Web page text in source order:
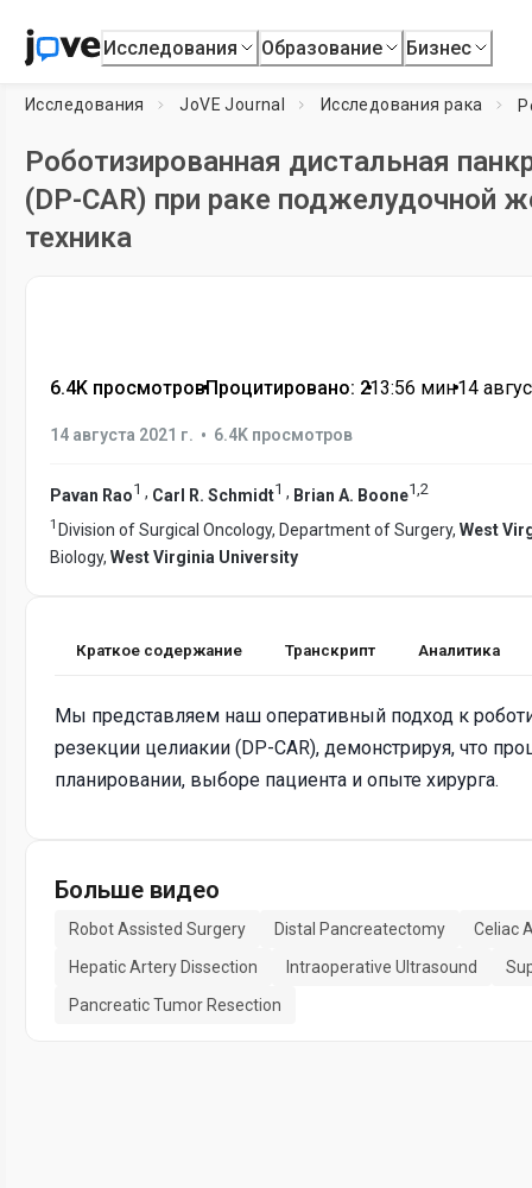
Исследования Образование Бизнес
Исследования JoVE Journal Исследования рака
Роботизированная дистальная
(DP-CAR) при раке поджелудочной
техника
6.4K просмотров•Процитировано: 2•13:56 мин•14
14 августа 2021 г. • 6.4K просмотров
Pavan Rao1 , Carl R. Schmidt1 , Brian A. Boone1,2
1 Division of Surgical Oncology, Department of Surgery, West
Biology, West Virginia University
Краткое содержание Транскрипт Аналитика
Мы представляем наш оперативный подход к
резекции целиакии (DP-CAR), демонстрируя, что
планировании, выборе пациента и опыте хирурга.
Больше видео
Robot Assisted Surgery Distal Pancreatectomy
Celiac
Hepatic Artery Dissection
Intraoperative Ultrasound
Pancreatic Tumor Resection